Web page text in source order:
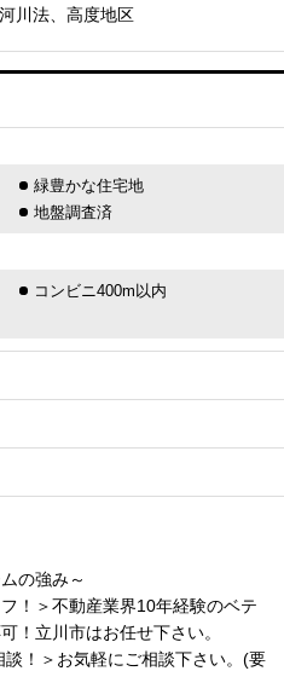
川法、高度地区
緑豊かな住宅地
地盤調査済
コンビニ400m以内
の強み～
！＞不動産業界10年経験のベテ
！立川市はお任せ下さい。
談！＞お気軽にご相談下さい。(要